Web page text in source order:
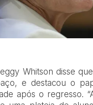
Whitson disse
e destacou o
após o regresso.